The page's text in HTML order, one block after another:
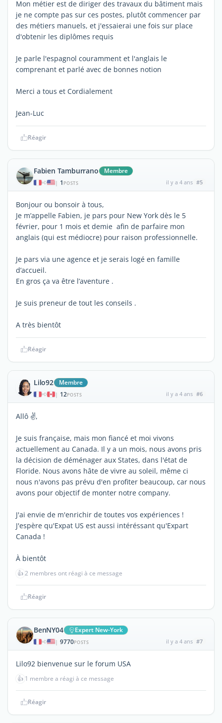
Mon métier est de diriger des travaux du bâtiment mais
je ne compte pas sur ces postes, plutôt commencer par
des métiers manuels, et j'essaierai une fois sur place
d'obtenir les diplômes requis
Je parle l'espagnol couramment et l'anglais le
comprenant et parlé avec de bonnes notion
Merci a tous et Cordialement
Jean-Luc
Réagir
Fabien Tamburrano Membre
| 1 POSTS il y a 4 ans #5
Bonjour ou bonsoir à tous,
Je m’appelle Fabien, je pars pour New York dès le 5
février, pour 1 mois et demie afin de parfaire mon
anglais (qui est médiocre) pour raison professionnelle.
Je pars via une agence et je serais logé en famille
d’accueil.
En gros ça va être l’aventure .
Je suis preneur de tout les conseils .
A très bientôt
Réagir
Lilo92 Membre
| 12POSTS il y a 4 ans #6
Allô ✌️,
Je suis française, mais mon fiancé et moi vivons
actuellement au Canada. Il y a un mois, nous avons pris
la décision de déménager aux States, dans l'état de
Floride. Nous avons hâte de vivre au soleil, même ci
nous n'avons pas prévu d'en profiter beaucoup, car nous
avons pour objectif de monter notre company.
J'ai envie de m'enrichir de toutes vos expériences !
J'espère qu'Expat US est aussi intéréssant qu'Expart
Canada !
À bientôt
👍2 membres ont réagi à ce message
Réagir
BenNY04 Expert New-York
| 9770POSTS il y a 4 ans #7
Lilo92 bienvenue sur le forum USA
👍 1 membre a réagi à ce message
Réagir